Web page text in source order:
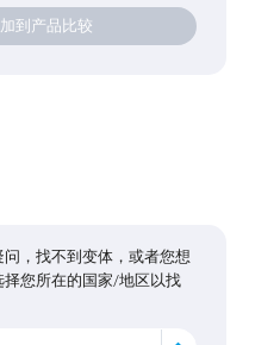
到产品比较
，找不到变体，或者您想
择您所在的国家/地区以找